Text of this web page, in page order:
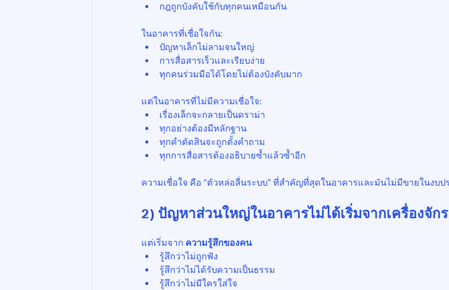
กฎถูกบังคับใช้กับทุกคนเหมือนกัน
ในอาคารที่เชื่อใจกัน:
ปัญหาเล็กไม่ลามจนใหญ่
การสื่อสารเร็วและเรียบง่าย
ทุกคนร่วมมือได้โดยไม่ต้องบังคับมาก
แต่ในอาคารที่ไม่มีความเชื่อใจ:
เรื่องเล็กจะกลายเป็นดราม่า
ทุกอย่างต้องมีหลักฐาน
ทุกคำตัดสินจะถูกตั้งคำถาม
ทุกการสื่อสารต้องอธิบายซ้ำแล้วซ้ำอีก
ความเชื่อใจ คือ “ตัวหล่อลื่นระบบ” ที่สำคัญที่สุดในอาคารและมันไม่มีขายในงบ
2) ปัญหาส่วนใหญ่ในอาคารไม่ได้เริ่มจากเครื่องจักร
แต่เริ่มจาก ความรู้สึกของคน
รู้สึกว่าไม่ถูกฟัง
รู้สึกว่าไม่ได้รับความเป็นธรรม
รู้สึกว่าไม่มีใครใส่ใจ